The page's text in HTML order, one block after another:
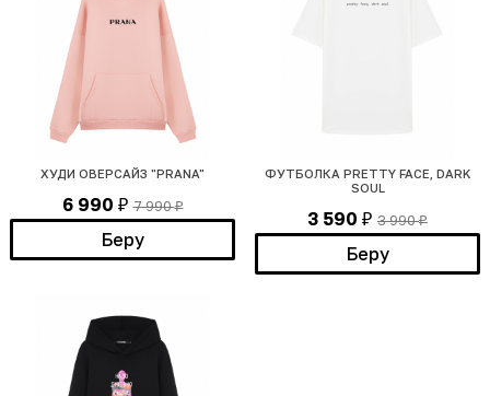
ХУДИ ОВЕРСАЙЗ "PRANA"
6 990 ₽ 7 990₽
Беру
ФУТБОЛКА PRETTY FACE, DARK
SOUL
3 590 ₽ 3 990₽
Беру